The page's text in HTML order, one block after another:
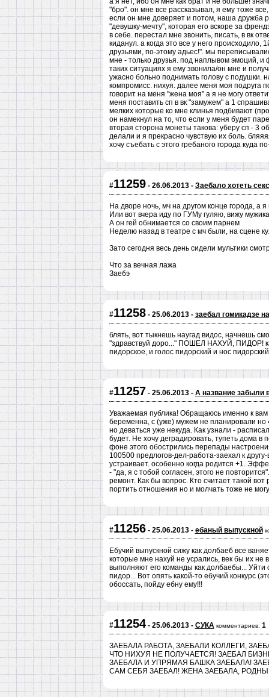
"бро". он мне все рассказывал, я ему тоже
если он мне доверяет и потом, наша дружба
"девушку-мечту", которая его вскоре за
в себе. перестал мне звонить, писать, в вк
киданул. а когда это все у него
друзьями, по-этому адьес!". мы
мне - только друзья. под наплывом эмоций, и
таких ситуациях я ему звонила/он мне и
ужасно больно поднимать голову с подушки.
компромисс. нихуя. далее меня моя подруга
говорит на меня "жена моя" а я не могу
меня поставить сп в вк "замужем" а 1
мелких которые ко мне клинья подбивают
он намекнул на то, что если у меня будет
вторая сторона монеты такова: уберу сп - 3
делали и я прекрасно чувствую их боль.
хочу съебать с этого гребаного города куда
#11259- 26.06.2013 - Заебало хотеть
На дворе ночь, мч на другом конце города, а я
Или вот вчера иду по ГУМу гуляю, вижу
А он гей обнимается со своим парнем
Неделю назад в театре с мч были, на сцене
Зато сегодня весь день сидели мультики
Что за вечная лажа
Заебэ
#11258- 25.06.2013 - заебал гомикадзе
блять, вот тыкнешь наугад видос, начнешь
"здравствуй доро..." ПОШЕЛ НАХУЙ, ПИДОР!
пидорское, и голос пидорский и нос
#11257 - 25.06.2013 - А название забыли
Уважаемая публика! Обращаюсь именно к вам
беременна, с (уже) мужем не планировали но
но деваться уже некуда. Как узнали -
будет. Не хочу деградировать, тупеть дома
фоне этого обострились перепады
100500 предлогов-дел-работа-заехал к
устраивает. особенно когда родится +1.
- "да, я с тобой согласен, этого не
ремонт. Как бы вопрос. Кто считает такой
портить отношения но и молчать тоже не
#11256- 25.06.2013 - ебаный выпускной
Ебучий выпускной сижу как долбаеб все
которые мне нахуй не усрались, век бы их не
выполняют его команды как долбаебы... Уйти
пидор... Вот опять какой-то ебучий конкурс
обоссать, пойду ебну ему!!!
#11254- 25.06.2013 - СУКА комментариев: 1
ЗАЕБАЛА РАБОТА, ЗАЕБАЛИ КОЛЛЕГИ,
ЧТО НИХУЯ НЕ ПОЛУЧАЕТСЯ! ЗАЕБАЛ
ЗАЕБАЛА И УПРЯМАЯ БАШКА ЗАЕБАЛА!
САМ СЕБЯ ЗАЕБАЛ! ЖЕНА ЗАЕБАЛА,